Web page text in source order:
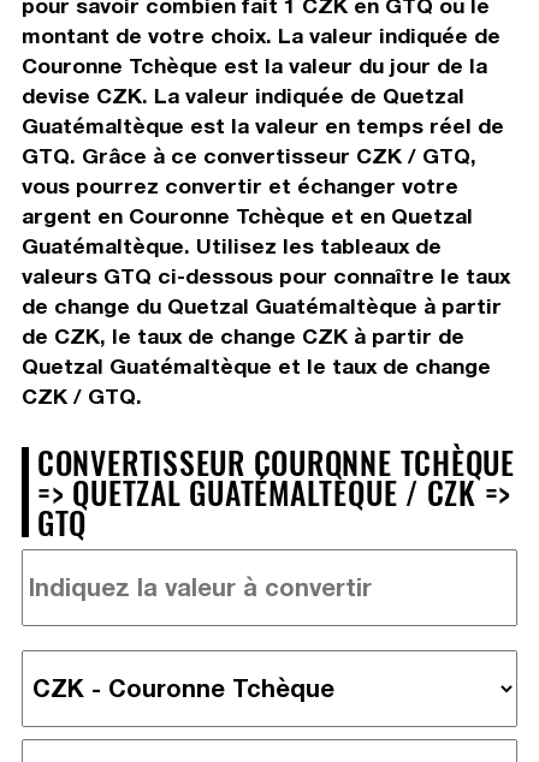
montant de votre choix. La valeur indiquée de
Couronne Tchèque est la valeur du jour de la
devise CZK. La valeur indiquée de Quetzal
Guatémaltèque est la valeur en temps réel de
GTQ. Grâce à ce convertisseur CZK / GTQ,
vous pourrez convertir et échanger votre
argent en Couronne Tchèque et en Quetzal
Guatémaltèque. Utilisez les tableaux de
valeurs GTQ ci-dessous pour connaître le taux
de change du Quetzal Guatémaltèque à partir
de CZK, le taux de change CZK à partir de
Quetzal Guatémaltèque et le taux de change
CZK / GTQ.
CONVERTISSEUR COURONNE TCHÈQUE
=> QUETZAL GUATÉMALTÈQUE / CZK =>
GTQ